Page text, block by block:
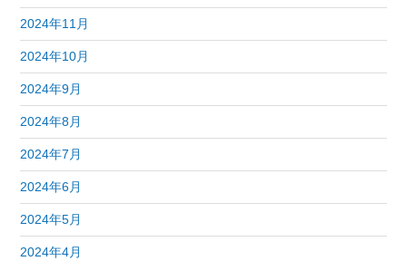
2024年11月
2024年10月
2024年9月
2024年8月
2024年7月
2024年6月
2024年5月
2024年4月